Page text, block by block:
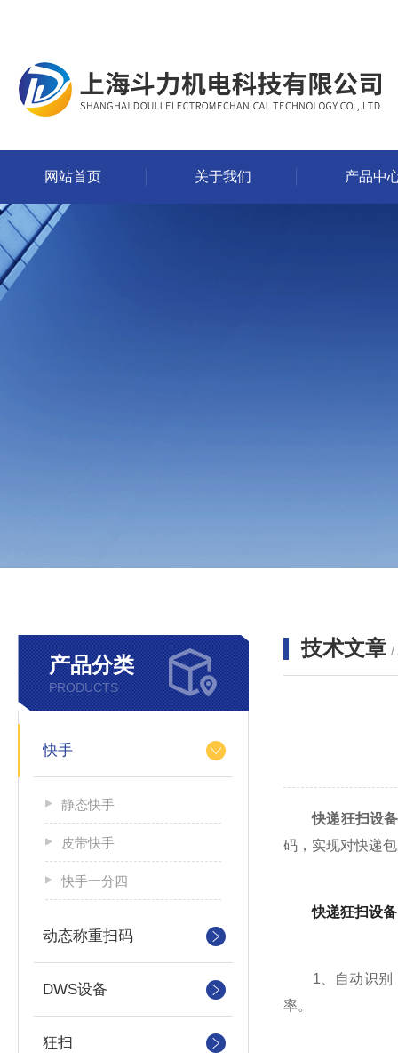
网站首页 关于我们 产品中
产品分类
PRODUCTS
快手
静态快手
皮带快手
快手一分四
动态称重扫码
DWS设备
狂扫
技术文章 /
快递狂扫设备
码，实现对快递
快递狂扫设备
1、自动识别：
率。